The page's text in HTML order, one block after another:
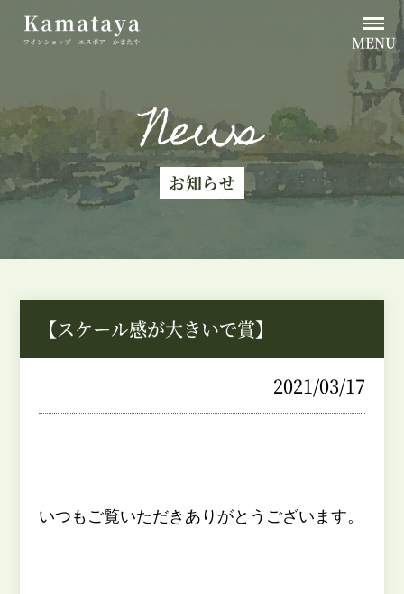
MENU
News
お知らせ
【スケール感が大きいで賞】
2021/03/17
いつもご覧いただきありがとうございます。